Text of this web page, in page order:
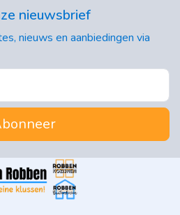
nieuwsbrief
nieuws en aanbiedingen via